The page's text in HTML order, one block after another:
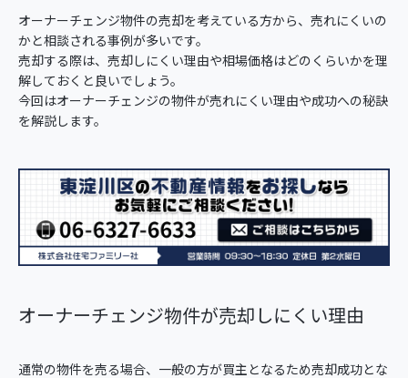
オーナーチェンジ物件の売却を考えている方から、売れにくいの
かと相談される事例が多いです。
売却する際は、売却しにくい理由や相場価格はどのくらいかを理
解しておくと良いでしょう。
今回はオーナーチェンジの物件が売れにくい理由や成功への秘訣
を解説します。
オーナーチェンジ物件が売却しにくい理由
通常の物件を売る場合、一般の方が買主となるため売却成功とな